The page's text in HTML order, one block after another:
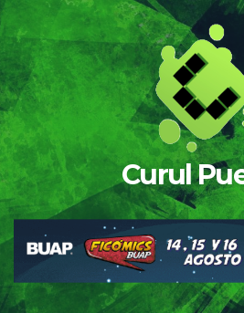
Saltar
al
contenido
Curul